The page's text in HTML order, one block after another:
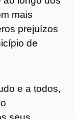
mais
prejuízos
de
e a todos,